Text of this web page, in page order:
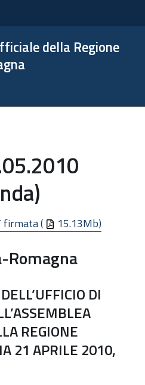
della Regione
firmata ( 15.13Mb)
Romagna
DI
REGIONE
21 APRILE 2010,